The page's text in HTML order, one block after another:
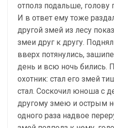
отполз подальше, голову
И в ответ ему тоже
другой змей из лесу
змеи друг к другу.
вверх потянулись,
день и всю ночь бились.
охотник: стал его змей
стал. Со­скочил юноша с
другому змею и острым
одного раза надвое